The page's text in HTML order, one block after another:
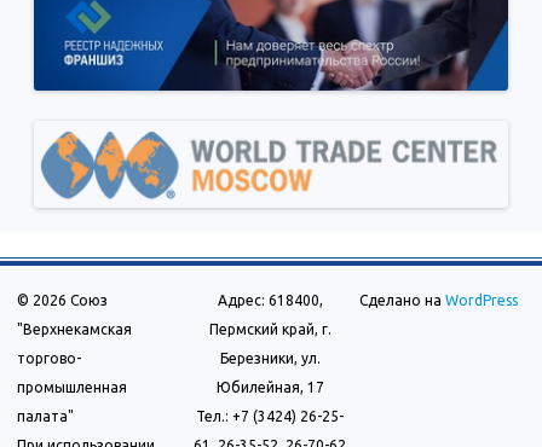
© 2026 Союз
"Верхнекамская
торгово-
промышленная
палата"
Адрес: 618400,
Пермский край, г.
Березники, ул.
Юбилейная, 17
Тел.: +7 (3424) 26-25-
Сделано на WordPress